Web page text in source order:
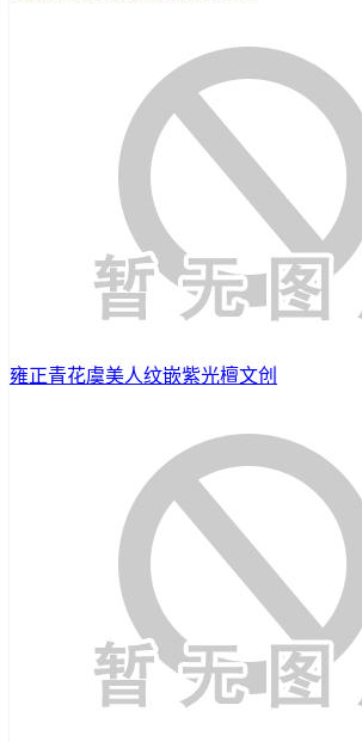
雍正青花虞美人纹嵌紫光檀文创